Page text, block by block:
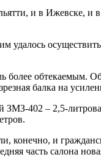
и в Ижевске, и в
обтекаемым.
балка на
402 – 2,5-
конечно, и
часть салона